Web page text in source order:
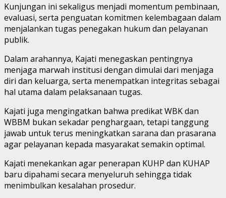
Kunjungan ini sekaligus menjadi momentum pembinaan,
evaluasi, serta penguatan komitmen kelembagaan dalam
menjalankan tugas penegakan hukum dan pelayanan
publik.
Dalam arahannya, Kajati menegaskan pentingnya
menjaga marwah institusi dengan dimulai dari menjaga
diri dan keluarga, serta menempatkan integritas sebagai
hal utama dalam pelaksanaan tugas.
Kajati juga mengingatkan bahwa predikat WBK dan
WBBM bukan sekadar penghargaan, tetapi tanggung
jawab untuk terus meningkatkan sarana dan prasarana
agar pelayanan kepada masyarakat semakin optimal.
Kajati menekankan agar penerapan KUHP dan KUHAP
baru dipahami secara menyeluruh sehingga tidak
menimbulkan kesalahan prosedur.